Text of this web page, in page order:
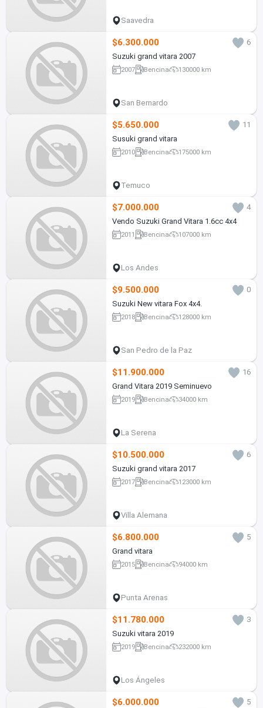
Saavedra
$6.300.000
6
Suzuki grand vitara 2007
2007 Bencina 130000 km
San Bernardo
$5.650.000
11
Susuki grand vitara
2010 Bencina 175000 km
Temuco
$7.000.000
4
Vendo Suzuki Grand Vitara 1.6cc 4x4
2011 Bencina 107000 km
Los Andes
$9.500.000
0
Suzuki New vitara Fox 4x4.
2018 Bencina 128000 km
San Pedro de la Paz
$11.900.000
16
Grand Vitara 2019 Seminuevo
2019 Bencina 34000 km
La Serena
$10.500.000
6
Suzuki grand vitara 2017
2017 Bencina 123000 km
Villa Alemana
$6.800.000
5
Grand vitara
2015 Bencina 94000 km
Punta Arenas
$11.780.000
3
Suzuki vitara 2019
2019 Bencina 232000 km
Los Ángeles
$6.000.000
5